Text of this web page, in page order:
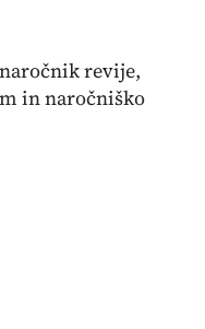
revije,
in naročniško